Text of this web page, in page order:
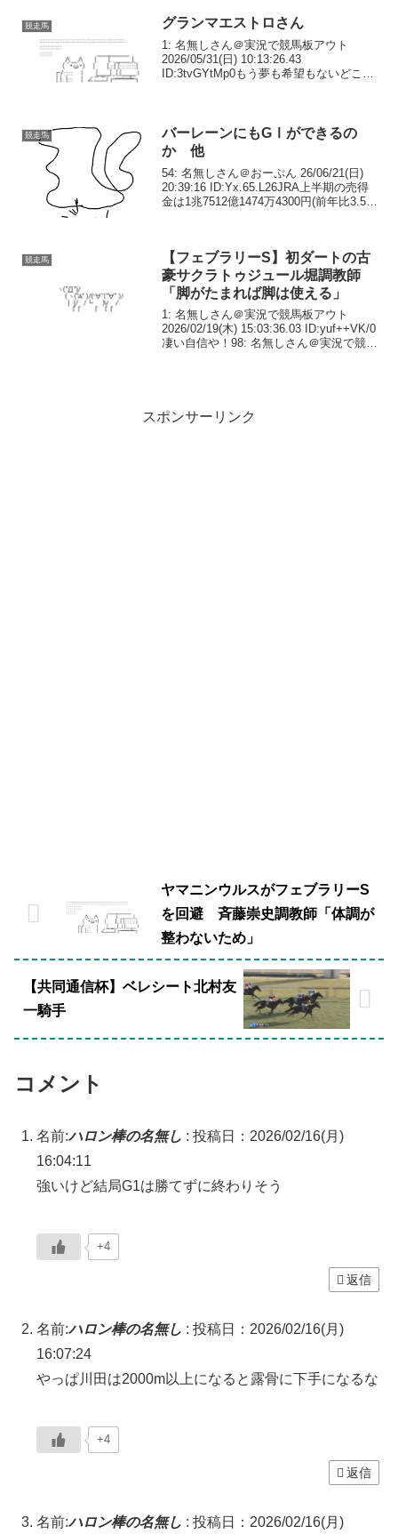
競走馬 グランマエストロさん
1: 名無しさん＠実況で競馬板アウト
2026/05/31(日) 10:13:26.43
ID:3tvGYtMp0もう夢も希望もないどこだ
競走馬
バーレーンにもGⅠができるの
か 他
54: 名無しさん＠おーぷん 26/06/21(日)
20:39:16 ID:Yx.65.L26JRA上半期の売得
金は1兆7512億1474万4300円(前年比3.5％
競走馬
【フェブラリーS】初ダートの古
豪サクラトゥジュール堀調教師
「脚がたまれば脚は使える」
1: 名無しさん＠実況で競馬板アウト
2026/02/19(木) 15:03:36.03 ID:yuf++VK/0
凄い自信や！98: 名無しさん＠実況で競馬
スポンサーリンク
ヤマニンウルスがフェブラリーS
を回避 斉藤崇史調教師「体調が
整わないため」
【共同通信杯】ベレシート北村友
一騎手
コメント
名前:ハロン棒の名無し : 投稿日：2026/02/16(月)
16:04:11
強いけど結局G1は勝てずに終わりそう
+4
返信
名前:ハロン棒の名無し : 投稿日：2026/02/16(月)
16:07:24
やっぱ川田は2000m以上になると露骨に下手になるな
+4
返信
名前:ハロン棒の名無し : 投稿日：2026/02/16(月)